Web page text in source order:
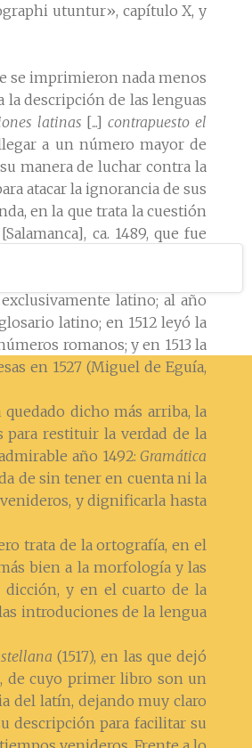
utuntur», capítulo X, y
se imprimieron nada menos
la descripción de las lenguas
latinas [...] contrapuesto el
a un número mayor de
manera de luchar contra la
atacar la ignorancia de sus
en la que trata la cuestión
ca. 1489, que fue
latino; al año
latino; en 1512 leyó la
romanos; y en 1513 la
en 1527 (Miguel de Eguía,
dicho más arriba, la
para restituir la verdad de la
año 1492: Gramática
de sin tener en cuenta ni la
y dignificarla hasta
trata de la ortografía, en el
bien a la morfología y las
y en el cuarto de la
introduciones de la lengua
(1517), en las que dejó
, de cuyo primer libro son un
del latín, dejando muy claro
descripción para facilitar su